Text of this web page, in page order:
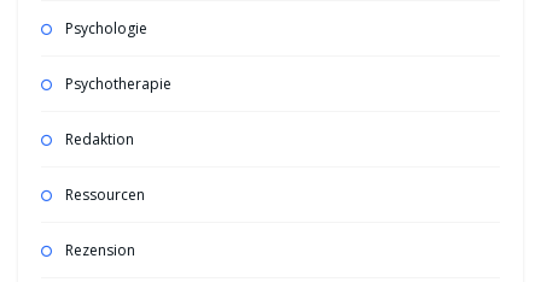
Psychologie
Psychotherapie
Redaktion
Ressourcen
Rezension